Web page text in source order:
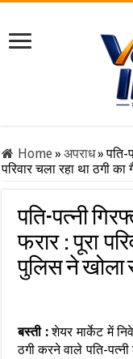
Home» अपराध» पति-
परिवार चला रहा था ठगी
पति-पत्नी
फरार : पूरा
पुलिस ने खोला
बस्ती :शेयर मार्केट में
ठगी करने वाले पति-